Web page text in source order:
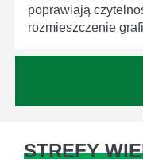
poprawiają
rozmieszczenie
STREFY